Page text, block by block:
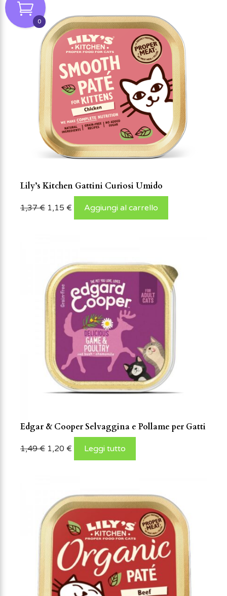
Lily’s Kitchen Gattini Curiosi Umido
1,37€ 1,15 € Aggiungi al carrello
Edgar & Cooper Selvaggina e Pollame per Gatti
1,49€ 1,20 € Leggi tutto
0